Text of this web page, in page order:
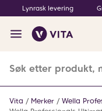
Lynrask levering
Vita Merker
Wella